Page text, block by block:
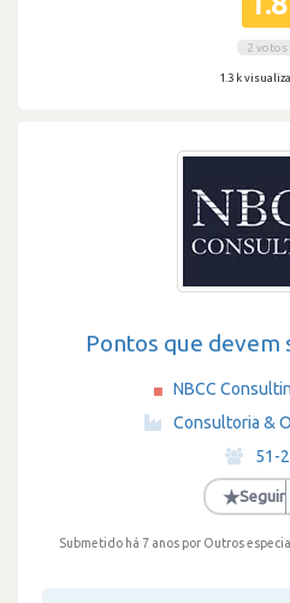
2 votos
1.3 k
Pontos que devem
NBCC
·
Consultoria &
·
51-
·
★Seguir
Submetido há 7 anos por Outros